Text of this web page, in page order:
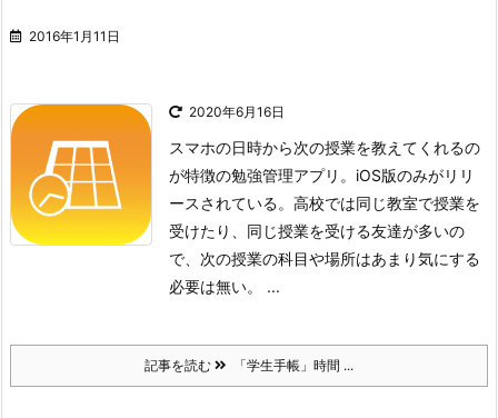
2016年1月11日
2020年6月16日
スマホの日時から次の授業を教えてくれるの
が特徴の勉強管理アプリ。iOS版のみがリリ
ースされている。 高校では同じ教室で授業を
受けたり、同じ授業を受ける友達が多いの
で、次の授業の科目や場所はあまり気にする
必要は無い。 ...
記事を読む 「学生手帳」時間 ...